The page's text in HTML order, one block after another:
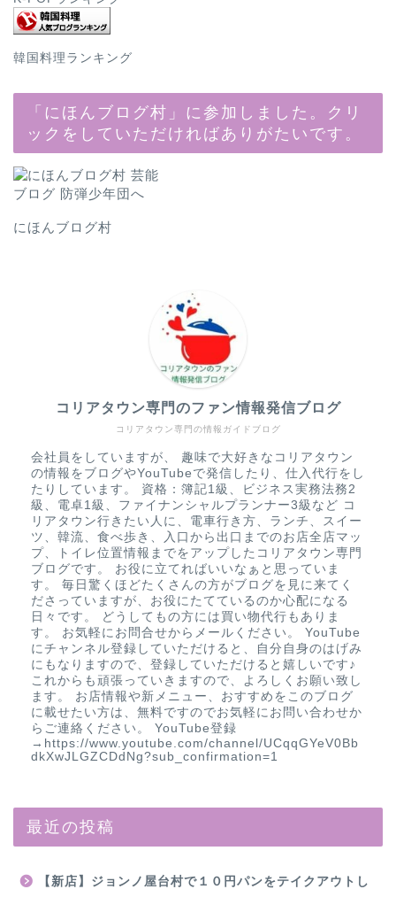
韓国料理ランキング
「にほんブログ村」に参加しました。クリ
ックをしていただければありがたいです。
にほんブログ村
コリアタウン専門の情報ガイドブログ
コリアタウン専門のファン情報発信ブログ
会社員をしていますが、 趣味で大好きなコリアタウン
の情報をブログやYouTubeで発信したり、仕入代行をし
たりしています。 資格：簿記1級、ビジネス実務法務2
級、電卓1級、ファイナンシャルプランナー3級など コ
リアタウン行きたい人に、電車行き方、ランチ、スイー
ツ、韓流、食べ歩き、入口から出口までのお店全店マッ
プ、トイレ位置情報までをアップしたコリアタウン専門
ブログです。 お役に立てればいいなぁと思っていま
す。 毎日驚くほどたくさんの方がブログを見に来てく
ださっていますが、お役にたてているのか心配になる
日々です。 どうしてもの方には買い物代行もありま
す。 お気軽にお問合せからメールください。 YouTube
にチャンネル登録していただけると、自分自身のはげみ
にもなりますので、登録していただけると嬉しいです♪
これからも頑張っていきますので、よろしくお願い致し
ます。 お店情報や新メニュー、おすすめをこのブログ
に載せたい方は、無料ですのでお気軽にお問い合わせか
らご連絡ください。 YouTube登録
→https://www.youtube.com/channel/UCqqGYeV0Bb
dkXwJLGZCDdNg?sub_confirmation=1
最近の投稿
【新店】ジョンノ屋台村で１０円パンをテイクアウトし